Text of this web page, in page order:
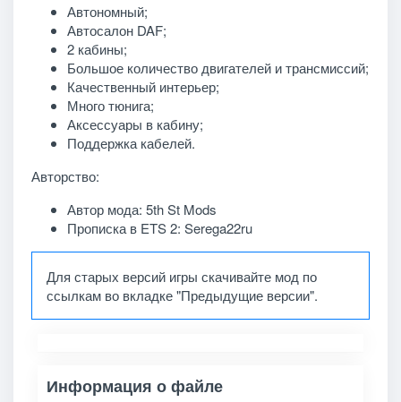
Автономный;
Автосалон DAF;
2 кабины;
Большое количество двигателей и трансмиссий;
Качественный интерьер;
Много тюнига;
Аксессуары в кабину;
Поддержка кабелей.
Авторство:
Автор мода: 5th St Mods
Прописка в ETS 2: Serega22ru
Для старых версий игры скачивайте мод по
ссылкам во вкладке "Предыдущие версии".
Информация о файле